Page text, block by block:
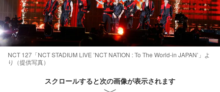
NCT 127「NCT STADIUM LIVE ’NCT NATION : To The World-in JAPAN’」よ
り（提供写真）
スクロールすると次の画像が表示されます